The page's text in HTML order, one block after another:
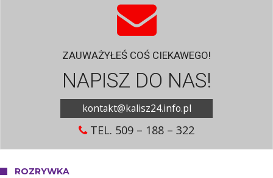
ZAUWAŻYŁEŚ COŚ CIEKAWEGO!
NAPISZ DO NAS!
kontakt@kalisz24.info.pl
TEL. 509 – 188 – 322
ROZRYWKA